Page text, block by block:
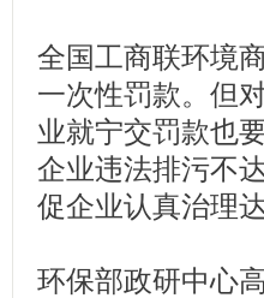
全国工商联环境
一次性罚款。但
业就宁交罚款也
企业违法排污不
促企业认真治理
环保部政研中心